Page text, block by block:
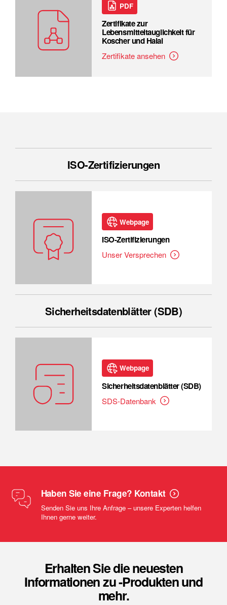
PDF
Zertifikate zur
Lebensmitteltauglichkeit für
Koscher und Halal
Zertifikate ansehen
ISO-Zertifizierungen
Webpage
ISO-Zertifizierungen
Unser Versprechen
Sicherheitsdatenblätter (SDB)
Webpage
Sicherheitsdatenblätter (SDB)
SDS-Datenbank
Haben Sie eine Frage? Kontakt
Senden Sie uns Ihre Anfrage – unsere Experten helfen
Ihnen gerne weiter.
Erhalten Sie die neuesten
Informationen zu -Produkten und
mehr.